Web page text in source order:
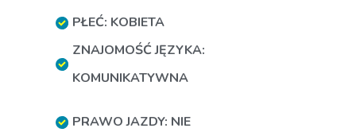
PŁEĆ: KOBIETA
ZNAJOMOŚĆ JĘZYKA:
KOMUNIKATYWNA
PRAWO JAZDY: NIE